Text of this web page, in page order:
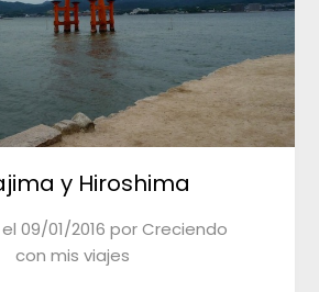
y Hiroshima
09/01/2016 porCreciendo
con mis viajes